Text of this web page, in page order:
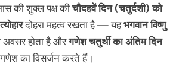
की शुक्ल पक्ष कीचौदहवें दिन (चतुर्दशी) को
दोहरा महत्व रखता है — यहभगवान विष्णु
होता है औरगणेश चतुर्थी का अंतिम दिन
का विसर्जन करते हैं।